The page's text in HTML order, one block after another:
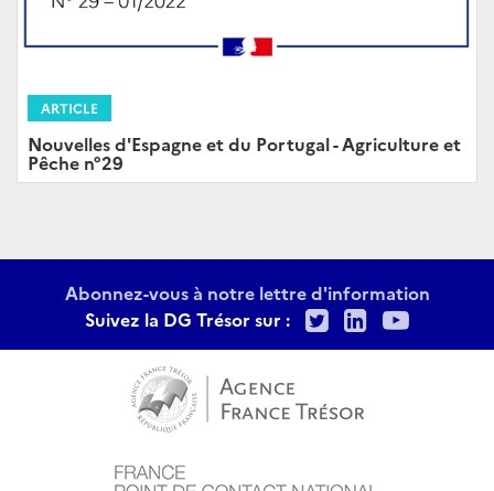
ARTICLE
Nouvelles d'Espagne et du Portugal - Agriculture et
Pêche n°29
Abonnez-vous à notre lettre d'information
Suivez la DG Trésor sur :
TwitterLinkedIn